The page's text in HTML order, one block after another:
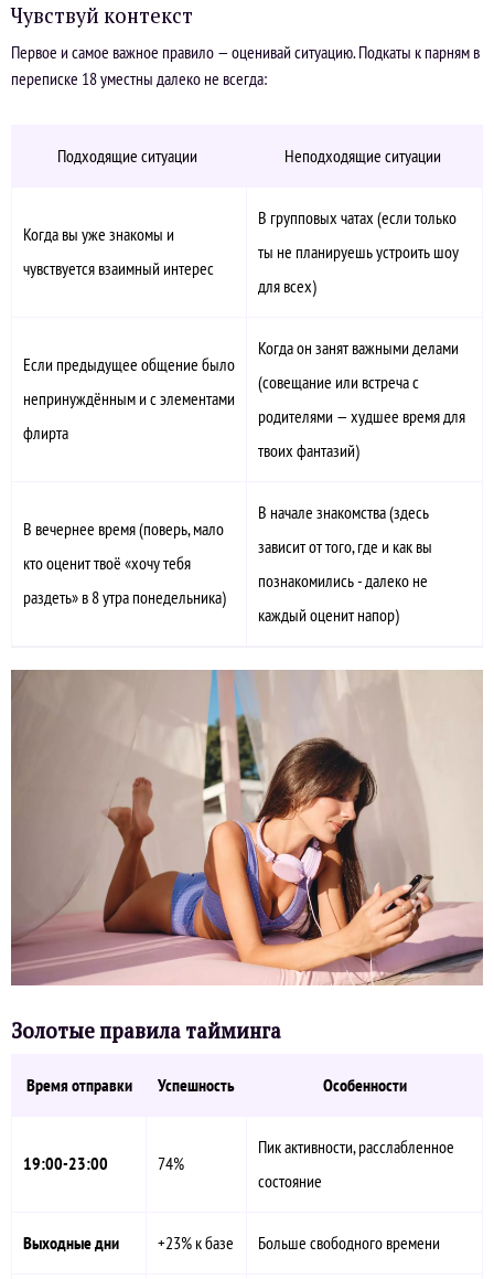
Чувствуй контекст
Первое и самое важное правило — оценивай ситуацию. Подкаты к парням в
переписке 18 уместны далеко не всегда:
Подходящие ситуации Неподходящие ситуации
Когда вы уже знакомы и
чувствуется взаимный интерес
В групповых чатах (если только
ты не планируешь устроить шоу
для всех)
Если предыдущее общение было
непринуждённым и с элементами
флирта
Когда он занят важными делами
(совещание или встреча с
родителями — худшее время для
твоих фантазий)
В вечернее время (поверь, мало
кто оценит твоё «хочу тебя
раздеть» в 8 утра понедельника)
В начале знакомства (здесь
зависит от того, где и как вы
познакомились - далеко не
каждый оценит напор)
Золотые правила тайминга
Время отправки Успешность Особенности
19:00-23:00 74%
Пик активности, расслабленное
состояние
Выходные дни +23% к базе Больше свободного времени